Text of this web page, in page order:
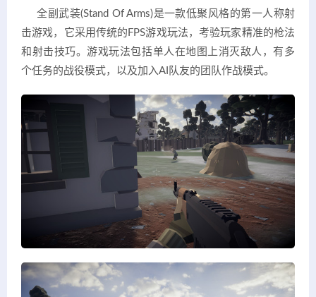
全副武装(Stand Of Arms)是一款低聚风格的第一人称射
击游戏，它采用传统的FPS游戏玩法，考验玩家精准的枪法
和射击技巧。游戏玩法包括单人在地图上消灭敌人，有多
个任务的战役模式，以及加入AI队友的团队作战模式。